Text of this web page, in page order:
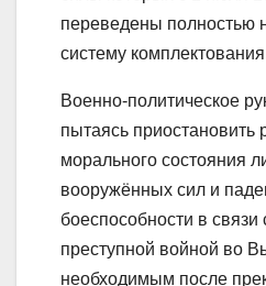
переведены полностью
систему
Военно-политическое
пытаясь приостановить
морального состояния
вооружённых сил и
боеспособности в связи
преступной войной во
необходимым после